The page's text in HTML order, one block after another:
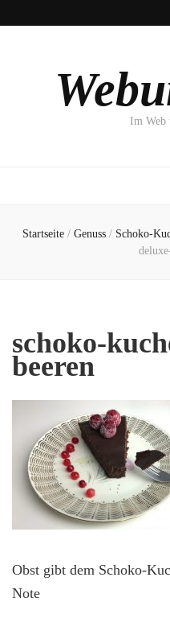
Im Web
Startseite / Genuss / Schoko-
schoko-
beeren
Obst gibt dem Schoko-
Note